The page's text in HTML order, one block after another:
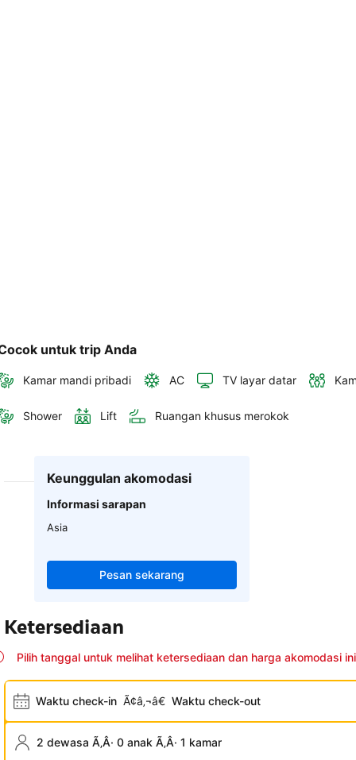
untuk trip Anda
Kamar mandi pribadi AC TV layar datar
Shower Lift Ruangan khusus merokok
Keunggulan akomodasi
Informasi sarapan
Asia
Pesan sekarang
Ketersediaan
Pilih tanggal untuk melihat ketersediaan dan harga akomodasi ini
Waktu check-in Ã¢â‚¬â€ Waktu check-out
2 dewasa Ã‚Â· 0 anak Ã‚Â· 1 kamar